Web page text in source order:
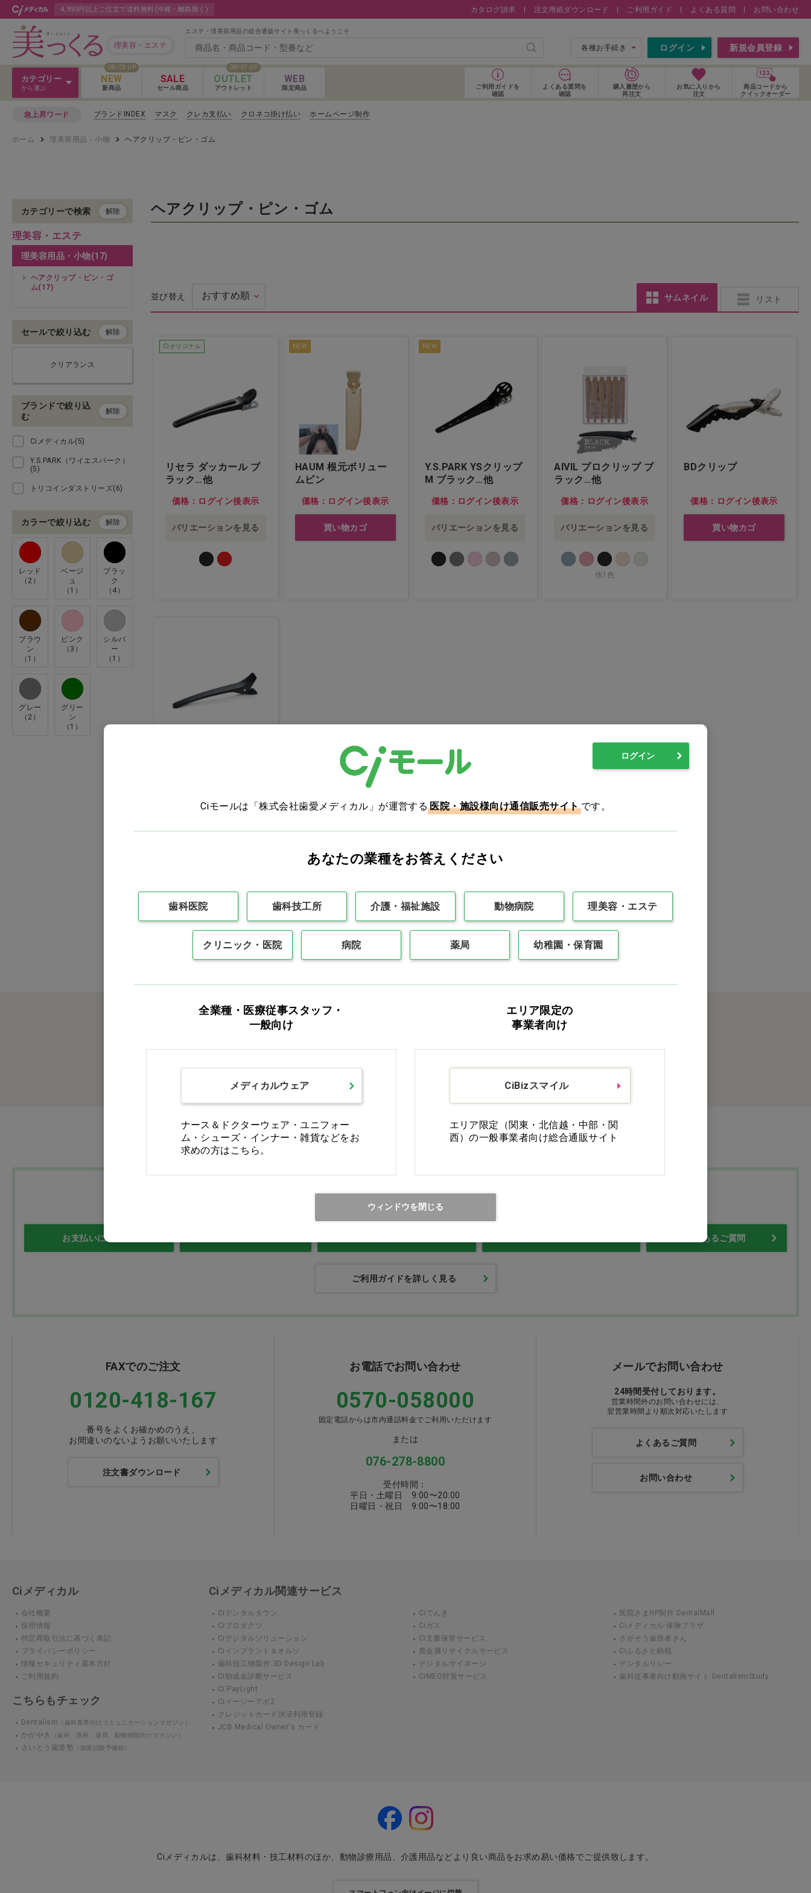
4,990円以上ご注文で送料無料(沖縄・離島除く) カタログ請求 注文用紙ダウンロード ご利用ガイド よくある質問 お問い合わせ
理美容・エステ
エステ・理美容用品の総合通販サイト美っくるへようこそ
検索 各種お手続き ログイン 新規会員登録
カテゴリー
から選ぶ
Ｖ３＆Ｌａｓｈ
カットウィッグ
カラー剤
パーマ剤
ヘアケア
理美容用品・小物
化粧品（フェイシャル）
化粧品（ボディ）
エステ用品・小物
アイラッシュ
ネイル
ウェア
接骨院・クリニック用品
オーラルケア
タオル
コットン・ガーゼ・綿棒
グローブ・マスク
Ｖ３＆Ｌａｓｈ
08/03 UP
NEW
新商品
SALE
セール商品
08/07 UP
OUTLET
アウトレット
WEB
限定商品 ご利用ガイドを
確認
よくある質問を
確認
購入履歴から
再注文
お気に入り から
注文
商品コードから
クイックオーダー
急上昇ワード ブランドINDEX マスク クレカ支払い クロネコ掛け払い ホームページ制作
ホーム 理美容用品・小物 ヘアクリップ・ピン・ゴム
ヘアクリップ・ピン・ゴム
並び替え サムネイル リスト
Ciオリジナル
リセラ ダッカール ブ
ラック…他
価格：ログイン後表示
バリエーションを見る
NEW
HAUM 根元ボリュー
ムピン
価格：ログイン後表示
買い物カゴ
NEW
Y.S.PARK YSクリップ
M ブラック…他
価格：ログイン後表示
バリエーションを見る
AIVIL プロクリップ ブ
ラック…他
価格：ログイン後表示
バリエーションを見る
他1色
BDクリップ
価格：ログイン後表示
買い物カゴ
バリエーションを見る
前の100件 次の100件 最後
カテゴリーで検索 解除
理美容・エステ
理美容用品・小物(17)
ヘアクリップ・ピン・ゴ
ム(17)
セールで絞り込む 解除
クリアランス
ブランドで絞り込
む
解除
Ciメディカル(5)
Y.S.PARK（ワイエスパーク）
(5)
トリコインダストリーズ(6)
カラーで絞り込む 解除
レッド
（2）
ベージ
ュ
（1）
ブラッ
ク
（4）
ブラウ
ン
（1）
ピンク
（3）
シルバ
ー
（1）
グレー
（2）
グリー
ン
（1）
カタログ請求 商品コード入力でクイックオーダー
Ciモール ウェブ通販のご利用ガイド・ヘルプ
お支払いについて よくあるご質問
ご利用ガイドを詳しく見る
FAXでのご注文
0120-418-167
番号をよくお確かめのうえ、
お間違いのないようお願いいたします
注文書ダウンロード
お電話でお問い合わせ
0570-058000
固定電話からは市内通話料金でご利用いただけます
または
076-278-8800
受付時間：
平日・土曜日 9:00〜20:00
日曜日・祝日 9:00〜18:00
メールでお問い合わせ
24時間受付しております。
営業時間外のお問い合わせには、
翌営業時間より順次対応いたします
よくあるご質問
お問い合わせ
Ciメディカル
会社概要
採用情報
特定商取引法に基づく表記
プライバシーポリシー
情報セキュリティ基本方針
ご利用規約
こちらもチェック
Dentalism （歯科業界向けコミュニケーションマガジン）
かがやき （歯科、医科、薬局、動物病院向けマガジン）
さいとう歯道塾 （国家試験予備校）
Ciメディカル関連サービス
Ciデンタルタウン
Ciプロダクツ
Ciデジタルソリューション
Ciインプラント＆オルソ
歯科技工物製作 3D Design Lab
Ci助成金診断サービス
Ci PayLight
Ciイージーアポ2
クレジットカード決済利用登録
JCB Medical Owner's カード
Ciでんき
Ciガス
Ci文書保管サービス
貴金属リサイクルサービス
デジタルサイネージ
CiMEO対策サービス
医院さまHP制作 DentalMall
Ciメディカル 保険プラザ
さがそう歯医者さん
Ciふるさと納税
デンタルリレー
歯科従事者向け動画サイト DentalismStudy
Ciメディカルは、歯科材料・技工材料のほか、動物診療用品、介護用品などより良い商品をお求め易い価格でご提供致します。
ログイン
Ciモールは「株式会社歯愛メディカル」が運営する医院・施設様向け通信販売サイトです。
あなたの業種をお答えください
歯科医院 歯科技工所 介護・福祉施設 動物病院 理美容・エステ
クリニック・医院 病院 薬局 幼稚園・保育園
全業種・医療従事スタッフ・
一般向け
メディカルウェア
ナース＆ドクターウェア・ユニフォー
ム・シューズ・インナー・雑貨などをお
求めの方はこちら。
エリア限定の
事業者向け
CiBizスマイル
エリア限定（関東・北信越・中部・関
西）の一般事業者向け総合通販サイト
ウィンドウを閉じる